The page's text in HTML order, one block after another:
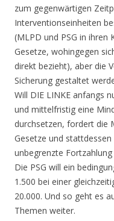
zum gegenwärtigen
Interventionseinheiten
(MLPD und PSG in ihren
Gesetze, wohingegen
direkt bezieht), aber die
Sicherung gestaltet
Will DIE LINKE anfangs
und mittelfristig eine
durchsetzen, fordert die
Gesetze und
unbegrenzte
Die PSG will ein
1.500 bei einer
20.000. Und so geht es
Themen weiter.